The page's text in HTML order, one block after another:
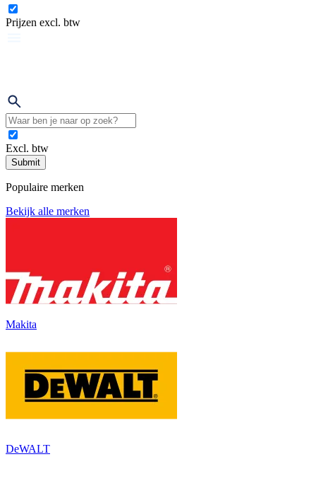
Prijzen excl. btw
Excl. btw
Submit
Populaire merken
Bekijk alle merken
Makita
DeWALT